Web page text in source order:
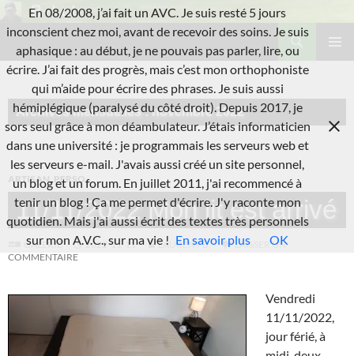
au
contenu
L'A.V.C.
Recherche
Archives mensuelles : novembre 2022
ARTISAN PERSO
11/11/2022 Mon lit est arrivé
GALERIE 2022-11-11 LAURENT B.
LAISSER UN
COMMENTAIRE
Vendredi
11/11/2022,
jour férié, à
En 08/2008, j’ai fait un AVC. Je suis resté 5 jours
inconscient chez moi, avant de recevoir des soins. Je suis
aphasique : au début, je ne pouvais pas parler, lire, ou
écrire. J’ai fait des progrès, mais c’est mon orthophoniste
qui m’aide pour écrire des phrases. Je suis aussi
hémiplégique (paralysé du côté droit). Depuis 2017, je
sors seul grâce à mon déambulateur. J’étais informaticien
dans une université : je programmais les serveurs web et
les serveurs e-mail. J'avais aussi créé un site personnel,
un blog et un forum. En juillet 2011, j'ai recommencé à
tenir un blog ! Ça me permet d'écrire. J'y raconte mon
quotidien. Mais j'ai aussi écrit des textes très personnels
sur mon A.V.C., sur ma vie ! En savoir plus OK